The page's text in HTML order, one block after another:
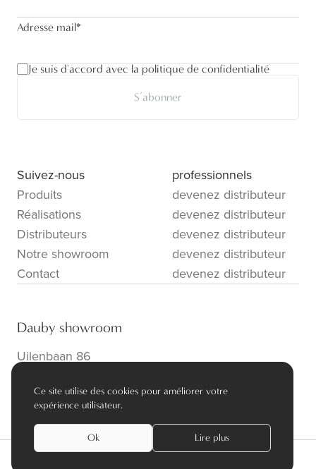
Adresse mail*
Je suis d'accord avec la politique de confidentialité
S’abonner
Suivez-nous
Produits
Réalisations
Distributeurs
Notre showroom
Contact
professionnels
devenez distributeur
devenez distributeur
devenez distributeur
devenez distributeur
devenez distributeur
Dauby showroom
Uilenbaan 86
info@dauby.be|+32 3 354 16 86
Ce site utilise des cookies pour améliorer votre
expérience utilisateur.
Ok Lire plus